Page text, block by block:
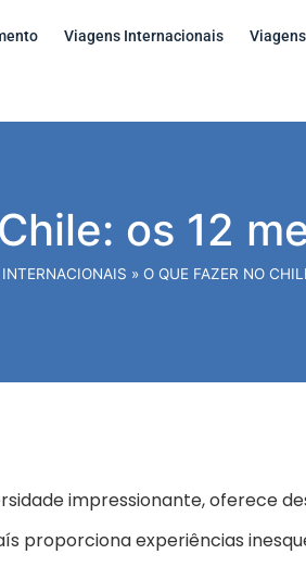
Viagens Internacionais
os 12
» O QUE FAZER NO
impressionante, oferece
proporciona experiências